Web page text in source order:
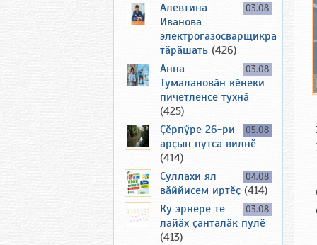
03.08
Алевтина
Иванова
электрогазосварщикра
тӑрӑшать (426)
03.08
Анна
Тумалановӑн кӗнеки
пичетленсе тухнӑ
(425)
05.08
Ҫӗрпӳре 26-ри
арҫын путса вилнӗ
(414)
04.08
Суллахи ял
вӑййисем иртӗҫ (414)
03.08
Ку эрнере те
лайӑх ҫанталӑк пулӗ
(413)